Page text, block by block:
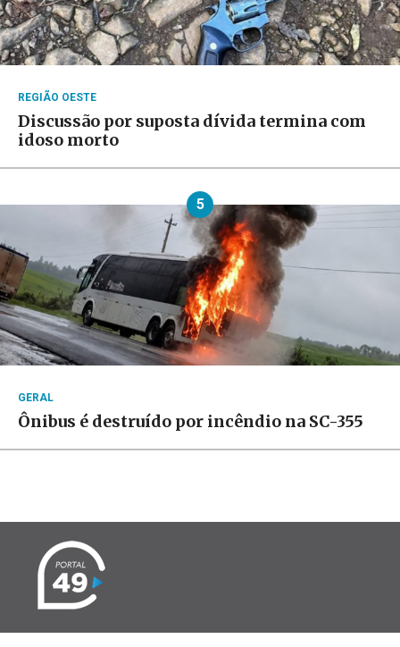
REGIÃO OESTE
Discussão por suposta dívida termina com
idoso morto
5
GERAL
Ônibus é destruído por incêndio na SC-355